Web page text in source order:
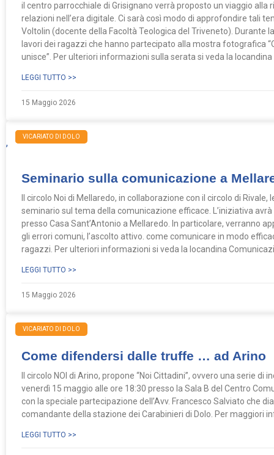
il centro parrocchiale di Grisignano verrà proposto un viaggio
relazioni nell’era digitale. Ci sarà così modo di approfondire tali
Voltolin (docente della Facoltà Teologica del Triveneto). Durante
lavori dei ragazzi che hanno partecipato alla mostra fotografica
unisce”. Per ulteriori informazioni sulla serata si veda la
LEGGI TUTTO >>
15 Maggio 2026
NEWS
,
VICARIATO DI DOLO
Seminario sulla comunicazione a
Il circolo Noi di Mellaredo, in collaborazione con il circolo di
seminario sul tema della comunicazione efficace. L’iniziativa
presso Casa Sant’Antonio a Mellaredo. In particolare, verranno
gli errori comuni, l’ascolto attivo. come comunicare in modo
ragazzi. Per ulteriori informazioni si veda la locandina
LEGGI TUTTO >>
15 Maggio 2026
VICARIATO DI DOLO
Come difendersi dalle truffe … ad Arino
Il circolo NOI di Arino, propone “Noi Cittadini”, ovvero una serie
venerdì 15 maggio alle ore 18:30 presso la Sala B del Centro
con la speciale partecipazione dell’Avv. Francesco Salviato che
comandante della stazione dei Carabinieri di Dolo. Per maggiori
LEGGI TUTTO >>